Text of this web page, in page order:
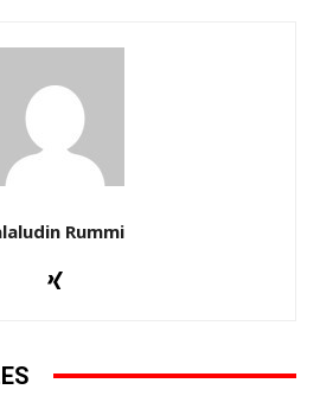
Rummi